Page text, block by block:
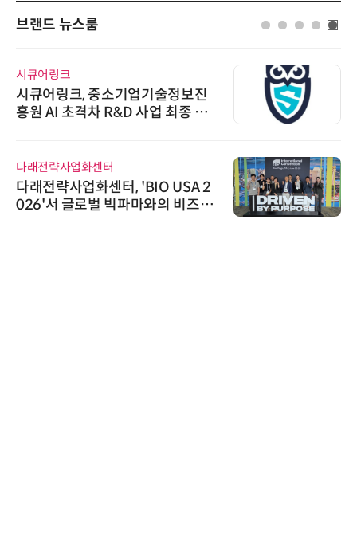
브랜드 뉴스룸
시큐어링크
시큐어링크, 중소기업기술정보진
흥원 AI 초격차 R&D 사업 최종 선
다래전략사업화센터
다래전략사업화센터, 'BIO USA 2
026'서 글로벌 빅파마와의 비즈니